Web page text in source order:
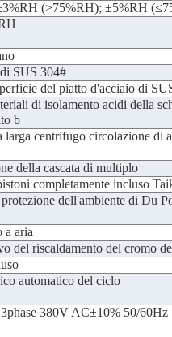
(>75%RH); ±5%RH
SUS 304#
del piatto d'acciaio di
di isolamento acidi della
b
larga centrifugo circolazione di
della cascata di multiplo
completamente incluso
dell'ambiente di Du
a aria
del riscaldamento del cromo
automatico del ciclo
380V AC±10% 50/60Hz